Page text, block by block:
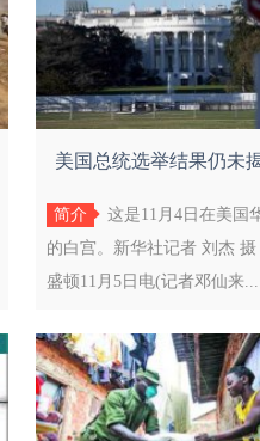
美国总统选举结果仍未
州”计
简介
这是11月4日在美国
的白宫。新华社记者 刘杰
盛顿11月5日电(记者邓仙来...